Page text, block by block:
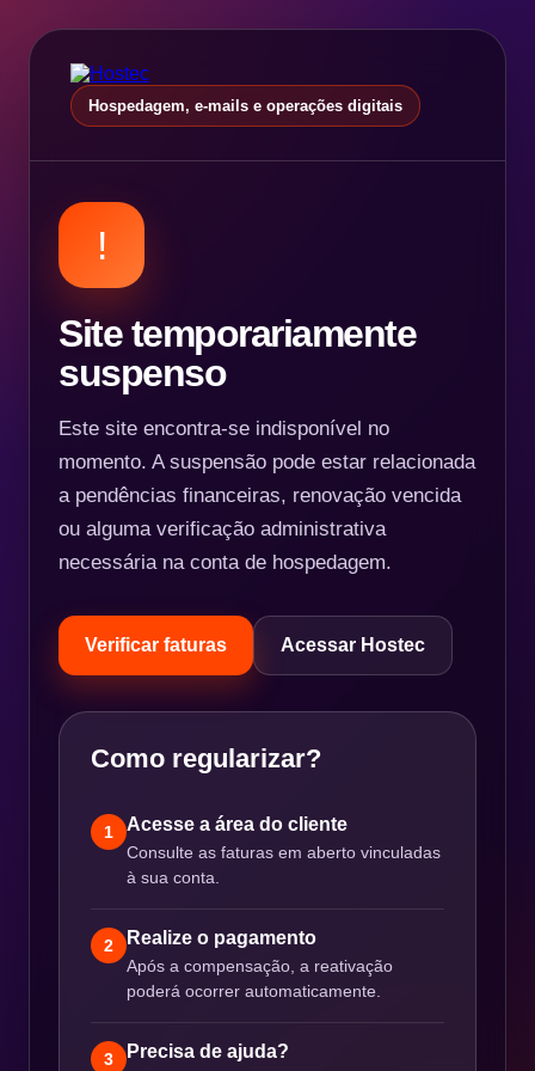
Hospedagem, e-mails e operações digitais
!
Site temporariamente
suspenso
Este site encontra-se indisponível no
momento. A suspensão pode estar relacionada
a pendências financeiras, renovação vencida
ou alguma verificação administrativa
necessária na conta de hospedagem.
Verificar faturas Acessar Hostec
Como regularizar?
1 Acesse a área do cliente
Consulte as faturas em aberto vinculadas
à sua conta.
2 Realize o pagamento
Após a compensação, a reativação
poderá ocorrer automaticamente.
3 Precisa de ajuda?